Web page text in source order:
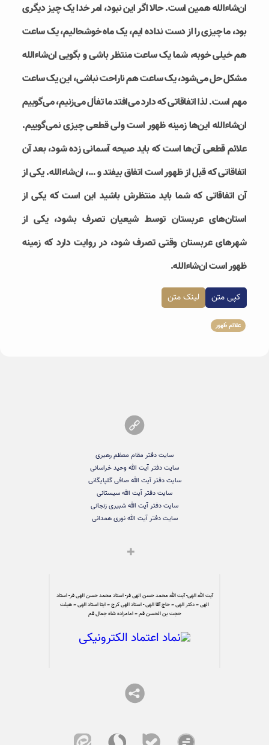
ان‌شاء‌الله همین است. حالا اگر این نبود، امر خدا یک چیز دیگری
بود، ما چیزی را از دست نداده ایم، یک ماه خوشحالیم، یک ساعت
هم خیلی خوبه، شما یک ساعت منتظر باشی و بگویی ان‌شاء‌الله
مشکل حل می‌شود، یک ساعت هم ناراحت نباشی، این یک ساعت
مهم است. لذا اتفاقاتی که دارد می‌افتد ما تفأل می‌زنیم، می‌گوییم
ان‌شاء‌الله این‌ها زمینه ظهور است ولی قطعی چیزی نمی‌گوییم.
علائم قطعی آن‌ها است که باید صیحه آسمانی زده شود، بعد آن
اتفاقاتی که قبل از ظهور است اتفاق بیفتد و …، ان‌شاء‌الله. یکی از
آن‌ اتفاقاتی که شما باید منتظرش باشید این است که یکی از
استان‌های عربستان توسط شیعیان تصرف بشود، یکی از
شهرهای عربستان وقتی تصرف شود، در روایت دارد که زمینه
ظهور است ان‌شاء‌الله.
کپی متن لینک متن
علائم ظهور
سایت دفتر مقام معظم رهبری
سایت دفتر آیت الله وحید خراسانی
سایت دفتر آیت الله صافی گلپایگانی
سایت دفتر آیت الله سیستانی
سایت دفتر آیت الله شبیری زنجانی
سایت دفتر آیت الله نوری همدانی
آیت الله الهی- آیت الله محمد حسن الهی فر- استاد محمد حسن الهی فر- استاد
الهی – دکتر الهی – حاج آقا الهی - استاد الهی کرج – ایتا استاد الهی – هیئت
حجت بن الحسن قم – امامزاده شاه جمال قم